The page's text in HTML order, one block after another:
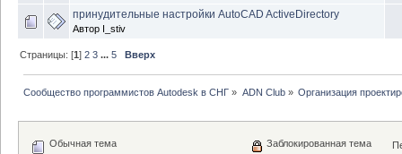
принудительные настройки AutoCAD ActiveDirectory
Автор I_stiv
Страницы: [1]2 3 ...5 Вверх
Сообщество программистов Autodesk в СНГ » ADN Club» Организация
Обычная тема
Заблокированная тема